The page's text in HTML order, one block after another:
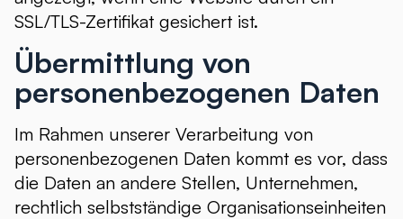
SSL/TLS-Zertifikat gesichert ist.
Übermittlung von
personenbezogenen Daten
Im Rahmen unserer Verarbeitung von
personenbezogenen Daten kommt es vor, dass
die Daten an andere Stellen, Unternehmen,
rechtlich selbstständige Organisationseinheiten